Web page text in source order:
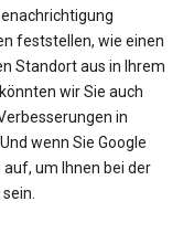
feststellen, wie einen
Standort aus in Ihrem
wir Sie auch
in
wenn Sie Google
um Ihnen bei der